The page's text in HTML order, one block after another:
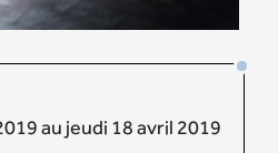
au jeudi 18 avril 2019